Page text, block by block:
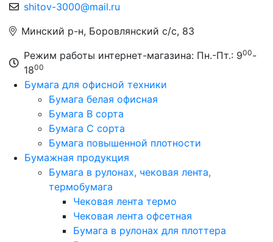
shitov-3000@mail.ru
Минский р-н, Боровлянский с/с, 83
Режим работы интернет-магазина: Пн.-Пт.: 900-
1800
Бумага для офисной техники
Бумага белая офисная
Бумага B сорта
Бумага C сорта
Бумага повышенной плотности
Бумажная продукция
Бумага в рулонах, чековая лента,
термобумага
Чековая лента термо
Чековая лента офсетная
Бумага в рулонах для плоттера